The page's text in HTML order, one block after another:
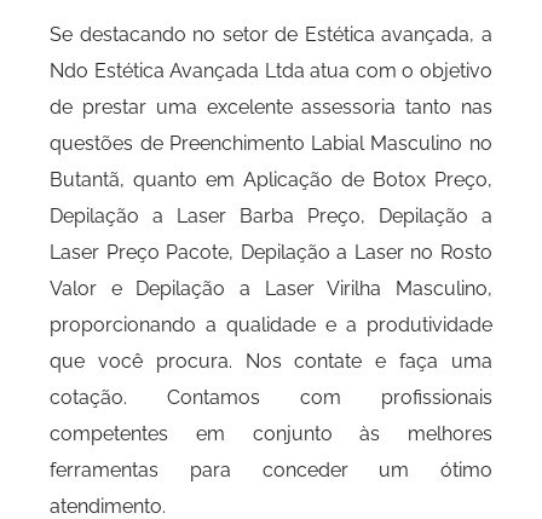
Se destacando no setor de Estética avançada, a
Ndo Estética Avançada Ltda atua com o objetivo
de prestar uma excelente assessoria tanto nas
questões de Preenchimento Labial Masculino no
Butantã, quanto em Aplicação de Botox Preço,
Depilação a Laser Barba Preço, Depilação a
Laser Preço Pacote, Depilação a Laser no Rosto
Valor e Depilação a Laser Virilha Masculino,
proporcionando a qualidade e a produtividade
que você procura. Nos contate e faça uma
cotação. Contamos com profissionais
competentes em conjunto às melhores
ferramentas para conceder um ótimo
atendimento.